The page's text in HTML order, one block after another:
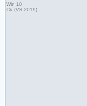
Win 10
C# (VS 2019)